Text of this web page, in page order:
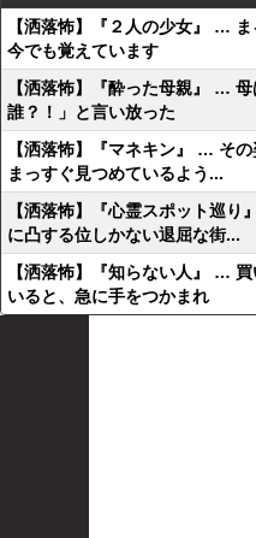
【洒落怖】『２人の少女』 …
今でも覚えています
【洒落怖】『酔った母親』 …
誰？！」と言い放った
【洒落怖】『マネキン』 … そ
まっすぐ見つめているよう...
【洒落怖】『心霊スポット巡
に凸する位しかない退屈な街...
【洒落怖】『知らない人』 …
いると、急に手をつかまれ